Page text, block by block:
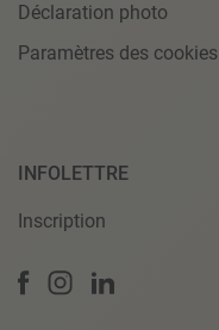
Déclaration photo
Paramètres des cookies
INFOLETTRE
Inscription